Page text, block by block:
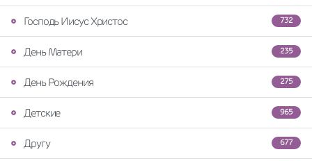
732
Господь Иисус Христос
235
День Матери
275
День Рождения
965
Детские
677
Другу